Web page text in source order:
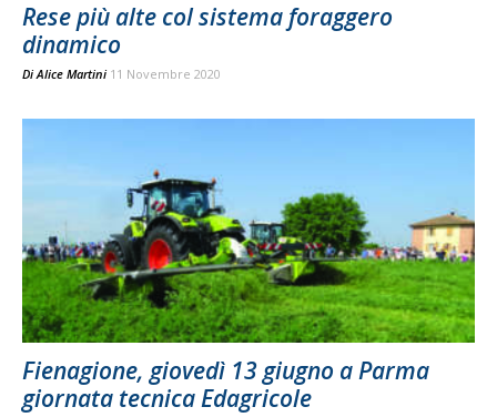
Rese più alte col sistema foraggero
dinamico
DiAlice Martini 11 Novembre 2020
Fienagione, giovedì 13 giugno a Parma
giornata tecnica Edagricole